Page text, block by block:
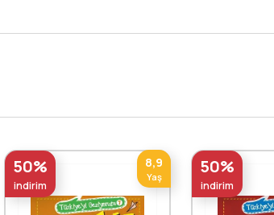
50%
indirim
8,9
Yaş 50%
indirim